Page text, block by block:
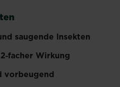
saugende Insekten
Wirkung
vorbeugend